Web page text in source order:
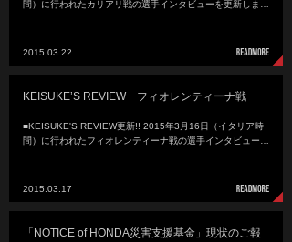
間）に行われたカリアリ戦の選手インタビューを更新しま…
2015.03.22
KEISUKE’S REVIEW フィオレンティーナ戦
■KEISUKE'S REVIEW更新!! 2015年3月16日（イタリア時
間）に行われたフィオレンティーナ戦の選手インタビュー…
2015.03.17
「NOTICE of HONDA災害支援基金」現状のご報